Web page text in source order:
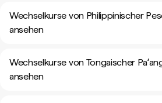
Wechselkurse von Philippinischer
ansehen
Wechselkurse von Tongaischer
ansehen